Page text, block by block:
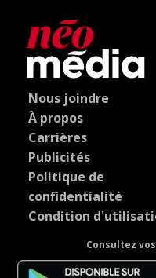
Nous joindre
À propos
Carrières
Publicités
Politique de
confidentialité
Condition
Consultez